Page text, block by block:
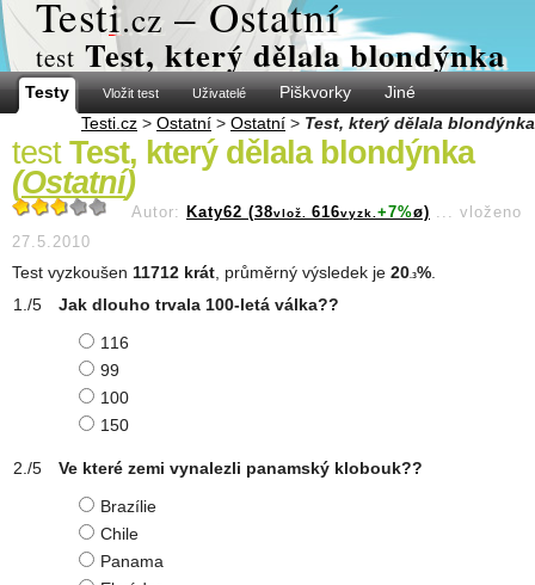
Testi.cz – Ostatní
test Test, který dělala blondýnka
Testy Vložit test Uživatelé Piškvorky
Jiné
Testi.cz > Ostatní > Ostatní > Test, který dělala blondýnka
test Test, který dělala blondýnka
(Ostatní)
Autor: Katy62 (38vlož. 616vyzk. +7%ø) ... vloženo
27.5.2010
Test vyzkoušen 11712 krát , průměrný výsledek je 20 .3%
Jak dlouho trvala 100-letá válka??
116
99
100
150
Ve které zemi vynalezli panamský klobouk??
Brazílie
Chile
Panama